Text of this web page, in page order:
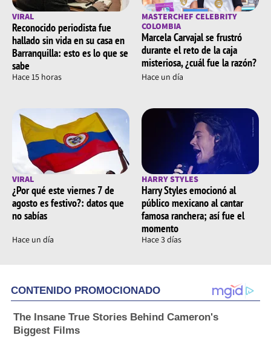
VIRAL
Reconocido periodista fue
hallado sin vida en su casa en
Barranquilla: esto es lo que se
sabe
Hace 15 horas
MASTERCHEF CELEBRITY
COLOMBIA
Marcela Carvajal se frustró
durante el reto de la caja
misteriosa, ¿cuál fue la razón?
Hace un día
VIRAL
¿Por qué este viernes 7 de
agosto es festivo?: datos que
no sabías
Hace un día
HARRY STYLES
Harry Styles emocionó al
público mexicano al cantar
famosa ranchera; así fue el
momento
Hace 3 días